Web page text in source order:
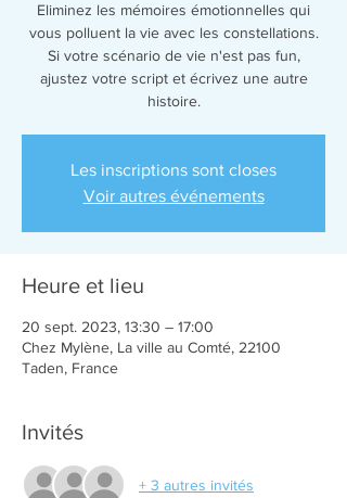
Eliminez les mémoires émotionnelles qui
vous polluent la vie avec les constellations.
Si votre scénario de vie n'est pas fun,
ajustez votre script et écrivez une autre
Les inscriptions sont closes
Voir autres événements
Heure et lieu
20 sept. 2023, 13:30 – 17:00
Chez Mylène, La ville au Comté, 22100
Taden, France
Invités
+ 3 autres invités